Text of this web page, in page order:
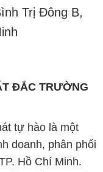
Trị Đông B,
ĐẮC TRƯỜNG
tự hào là một
doanh, phân phối
Hồ Chí Minh.